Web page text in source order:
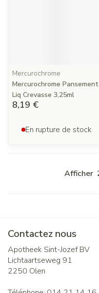
Mercurochrome
Mercurochrome Pansement
Liq Crevasse 3,25ml
8,19 €
En rupture de stock
Afficher
Contactez nous
Apotheek Sint-Jozef BV
Lichtaartseweg 91
2250 Olen